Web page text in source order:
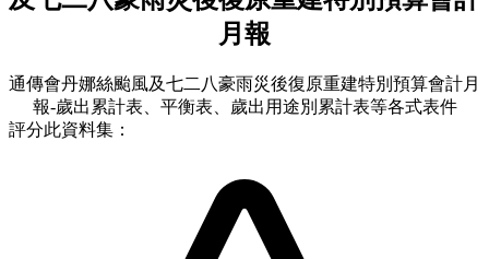
月報
通傳會丹娜絲颱風及七二八豪雨災後復原重建特別預算會計月
報-歲出累計表、平衡表、歲出用途別累計表等各式表件
評分此資料集：